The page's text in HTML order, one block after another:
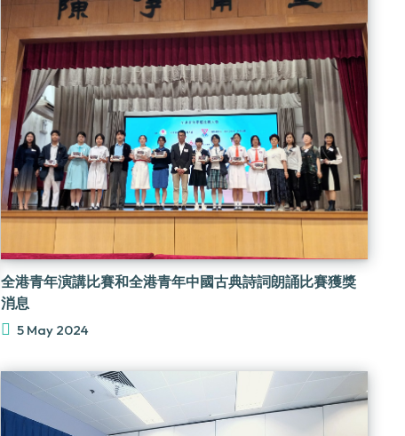
全港青年演講比賽和全港青年中國古典詩詞朗誦比賽獲獎
消息
5 May 2024